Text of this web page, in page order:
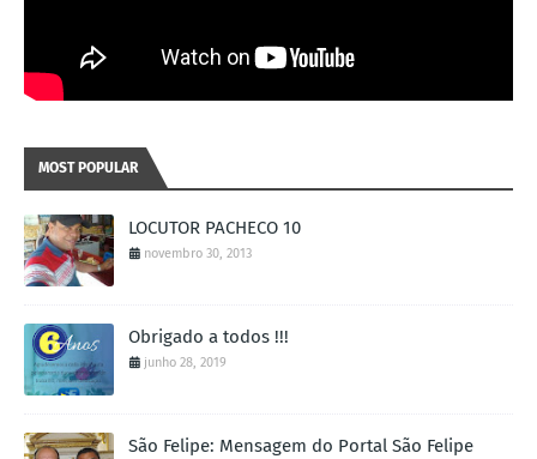
MOST POPULAR
LOCUTOR PACHECO 10
novembro 30, 2013
Obrigado a todos !!!
junho 28, 2019
São Felipe: Mensagem do Portal São Felipe